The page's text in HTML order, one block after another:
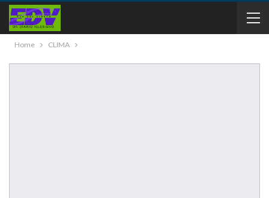
Home CLIMA